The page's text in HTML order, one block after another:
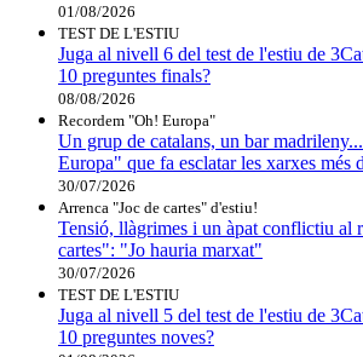
01/08/2026
TEST DE L'ESTIU
Juga al nivell 6 del test de l'estiu de
10 preguntes finals?
08/08/2026
Recordem "Oh! Europa"
Un grup de catalans, un bar
Europa" que fa esclatar les xarxes més
30/07/2026
Arrenca "Joc de cartes" d'estiu!
Tensió, llàgrimes i un àpat conflictiu al
cartes": "Jo hauria marxat"
30/07/2026
TEST DE L'ESTIU
Juga al nivell 5 del test de l'estiu de
10 preguntes noves?